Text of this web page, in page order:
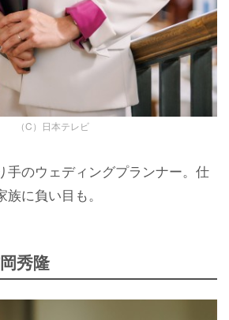
（C）日本テレビ
手のウェディングプランナー。仕
に負い目も。
秀隆